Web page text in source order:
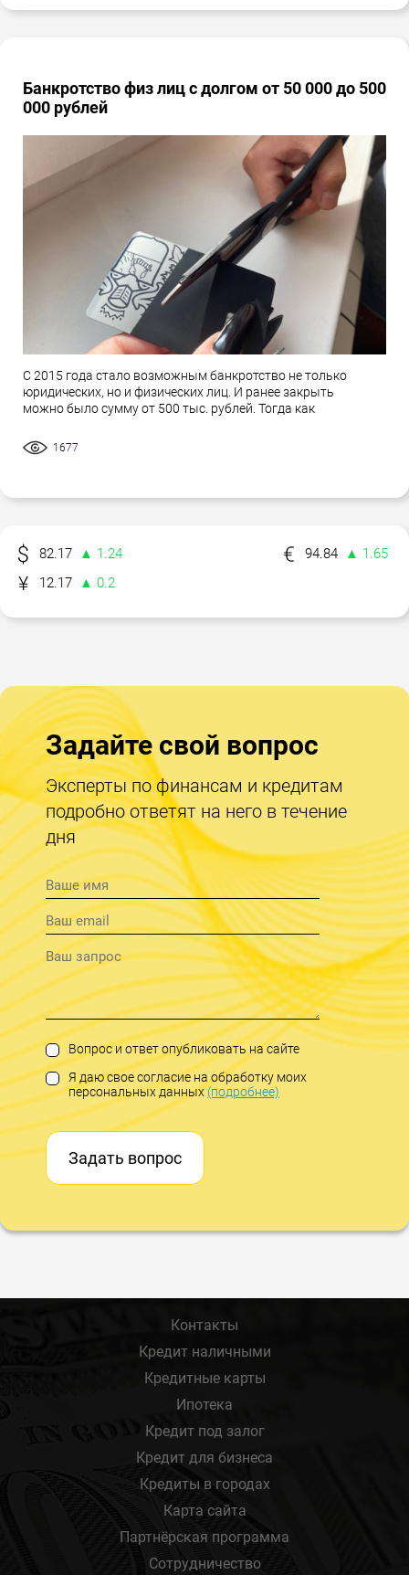
Банкротство физ лиц с долгом от 50 000 до 500
000 рублей
С 2015 года стало возможным банкротство не только
юридических, но и физических лиц. И ранее закрыть
можно было сумму от 500 тыс. рублей. Тогда как
1677
82.17 ▲ 1.24 94.84
▲ 1.65
12.17
▲ 0.2
Задайте свой вопрос
Эксперты по финансам и кредитам
подробно ответят на него в течение
дня
Вопрос и ответ опубликовать на сайте
Я даю свое согласие на обработку моих
персональных данных(подробнее)
Задать вопрос
Контакты
Кредит наличными
Кредитные карты
Ипотека
Кредит под залог
Кредит для бизнеса
Кредиты в городах
Карта сайта
Партнёрская программа
Сотрудничество